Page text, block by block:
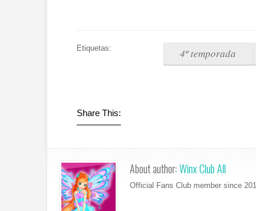
Etiquetas: 4º temporada
Share This:
About author:Winx Club All
Official Fans Club member since